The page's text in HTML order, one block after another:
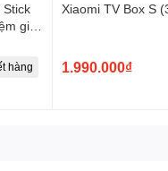
kế ấn tượng, với màu sắc
ngày.
Stick
giải
hàng
Xiaomi TV Box S
1.990.000₫